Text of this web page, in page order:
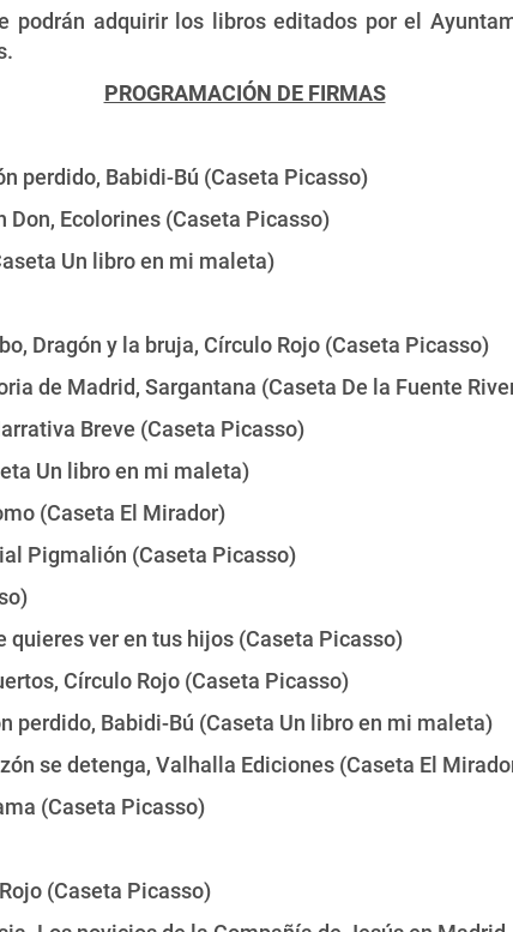
podrán adquirir los libros editados por el
PROGRAMACIÓN DE FIRMAS
perdido, Babidi-Bú (Caseta Picasso)
Don, Ecolorines (Caseta Picasso)
Un libro en mi maleta)
Dragón y la bruja, Círculo Rojo (Caseta Picasso)
de Madrid, Sargantana (Caseta De la Fuente
Breve (Caseta Picasso)
Un libro en mi maleta)
(Caseta El Mirador)
Pigmalión (Caseta Picasso)
quieres ver en tus hijos (Caseta Picasso)
Círculo Rojo (Caseta Picasso)
perdido, Babidi-Bú (Caseta Un libro en mi maleta)
se detenga, Valhalla Ediciones (Caseta El
(Caseta Picasso)
(Caseta Picasso)